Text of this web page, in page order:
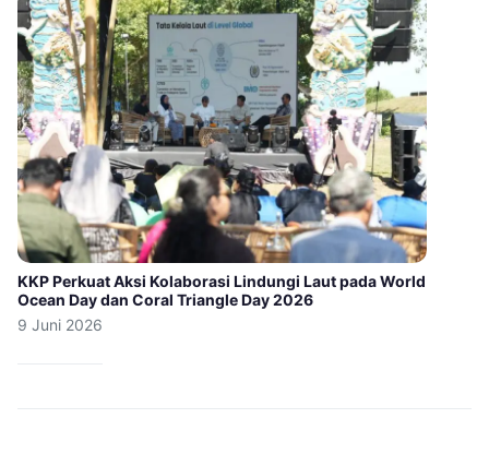
KKP Perkuat Aksi Kolaborasi Lindungi Laut pada World
Ocean Day dan Coral Triangle Day 2026
9 Juni 2026